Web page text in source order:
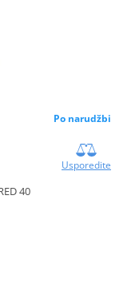
Po narudžbi
Usporedite
40